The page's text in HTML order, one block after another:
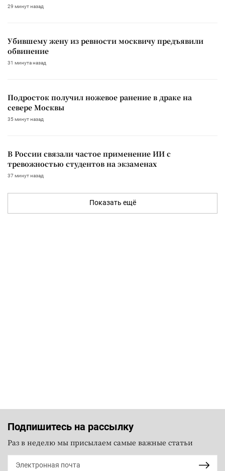
29 минут назад
Убившему жену из ревности москвичу предъявили
обвинение
31 минута назад
Подросток получил ножевое ранение в драке на
севере Москвы
35 минут назад
В России связали частое применение ИИ с
тревожностью студентов на экзаменах
37 минут назад
Показать ещё
Подпишитесь на рассылку
Раз в неделю мы присылаем самые важные статьи